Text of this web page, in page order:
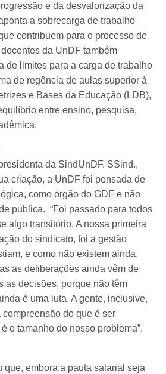
e da desvalorização da
a sobrecarga de trabalho
contribuem para o processo de
da UnDF também
de limites para a carga de trabalho
de regência de aulas superior à
e Bases da Educação (LDB),
entre ensino, pesquisa,
da SindUnDF. SSind.,
criação, a UnDF foi pensada de
como órgão do GDF e não
pública. “Foi passado para todos
algo transitório. A nossa primeira
do sindicato, foi a gestão
e como não existem ainda,
as deliberações ainda vêm de
as decisões, porque não têm
é uma luta. A gente, inclusive,
do que é ser
o tamanho do nosso problema”,
que, embora a pauta salarial seja